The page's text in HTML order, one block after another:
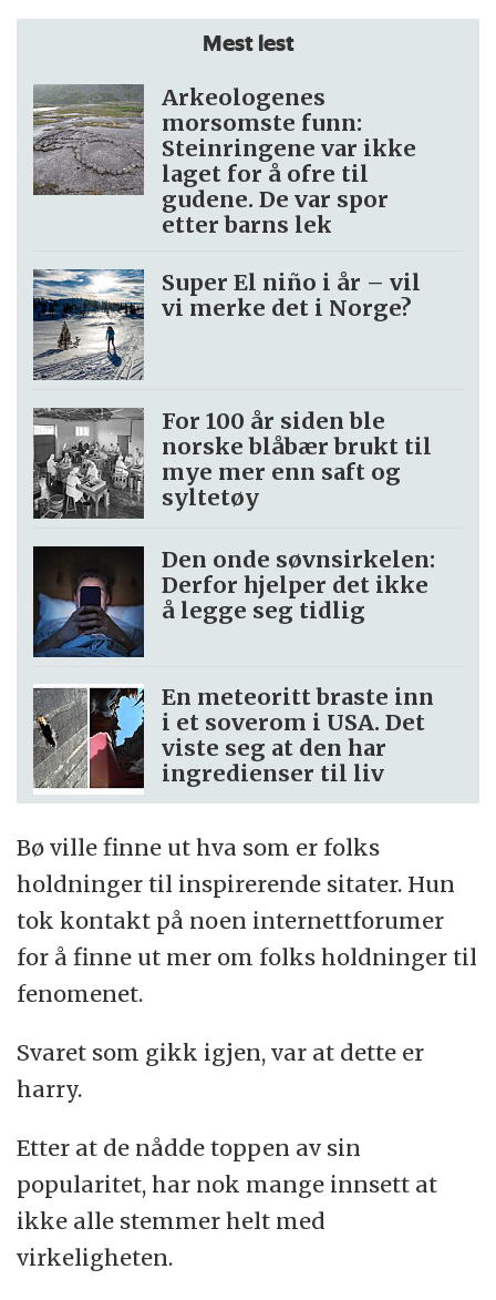
Mest lest
Arkeologenes
morsomste funn:
Steinringene var ikke
laget for å ofre til
gudene. De var spor
etter barns lek
Super El niño i år – vil
vi merke det i Norge?
For 100 år siden ble
norske blåbær brukt til
mye mer enn saft og
syltetøy
Den onde søvnsirkelen:
Derfor hjelper det ikke
å legge seg tidlig
En meteoritt braste inn
i et soverom i USA. Det
viste seg at den har
ingredienser til liv
Bø ville finne ut hva som er folks
holdninger til inspirerende sitater. Hun
tok kontakt på noen internettforumer
for å finne ut mer om folks holdninger til
fenomenet.
Svaret som gikk igjen, var at dette er
harry.
Etter at de nådde toppen av sin
popularitet, har nok mange innsett at
ikke alle stemmer helt med
virkeligheten.